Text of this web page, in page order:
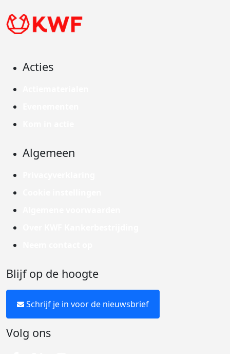
Acties
Algemeen
Blijf op de hoogte
Schrijf je in voor de nieuwsbrief
Volg ons